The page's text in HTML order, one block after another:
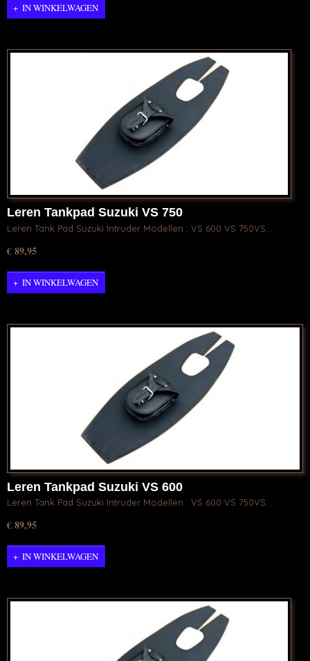
IN WINKELWAGEN
Leren Tankpad Suzuki VS 750
Leren Tank Pad Suzuki Intruder Modellen : VS 600 VS 750VS…
€ 89,95
IN WINKELWAGEN
Leren Tankpad Suzuki VS 600
Leren Tank Pad Suzuki Intruder Modellen : VS 600 VS 750VS…
€ 89,95
IN WINKELWAGEN